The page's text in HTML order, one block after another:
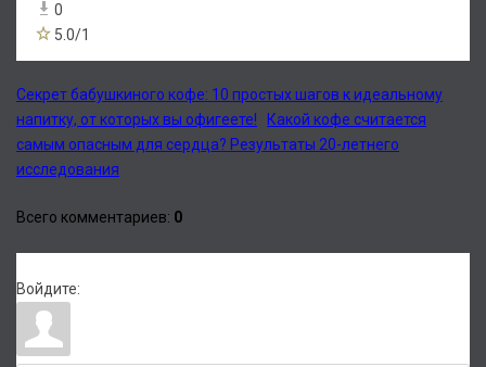
0
5.0/1
Секрет бабушкиного кофе: 10 простых шагов к идеальному
напитку, от которых вы офигеете!
Какой кофе считается
самым опасным для сердца? Результаты 20-летнего
исследования
Всего комментариев: 0
Войдите: